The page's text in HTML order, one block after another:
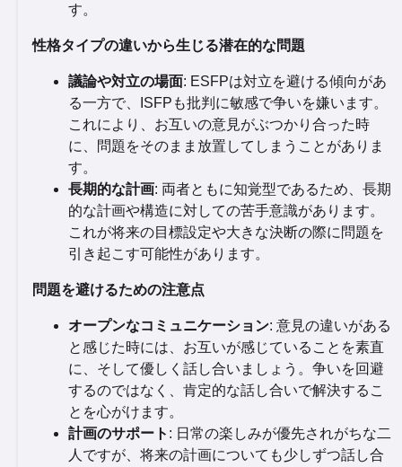
す。
性格タイプの違いから生じる潜在的な問題
議論や対立の場面: ESFPは対立を避ける傾向があ
る一方で、ISFPも批判に敏感で争いを嫌います。
これにより、お互いの意見がぶつかり合った時
に、問題をそのまま放置してしまうことがありま
す。
長期的な計画: 両者ともに知覚型であるため、長期
的な計画や構造に対しての苦手意識があります。
これが将来の目標設定や大きな決断の際に問題を
引き起こす可能性があります。
問題を避けるための注意点
オープンなコミュニケーション: 意見の違いがある
と感じた時には、お互いが感じていることを素直
に、そして優しく話し合いましょう。争いを回避
するのではなく、肯定的な話し合いで解決するこ
とを心がけます。
計画のサポート : 日常の楽しみが優先されがちな二
人ですが、将来の計画についても少しずつ話し合